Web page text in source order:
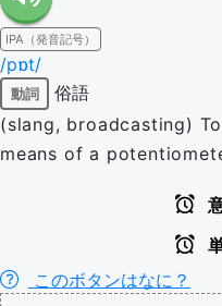
IPA（発音記号）
/pɒt/
動詞
俗語
(slang, broadcasting)
means of a
このボタンはなに？